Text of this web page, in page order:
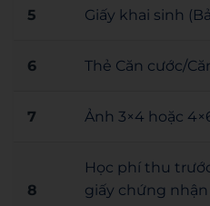
5 Giấy khai sinh
6 Thẻ Căn cước/
7 Ảnh 3×4 hoặc
8
Học phí thu
giấy chứng